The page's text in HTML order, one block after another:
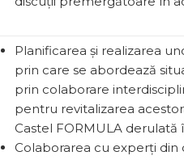
Planificarea și realizarea
prin care se abordează
prin colaborare
pentru revitalizarea
Castel FORMULA derulată
Colaborarea cu experți